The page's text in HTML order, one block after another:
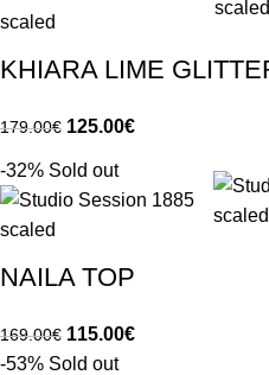
KHIARA LIME
179.00€ 125.00€
-32% Sold out
NAILA TOP
169.00€ 115.00€
-53% Sold out